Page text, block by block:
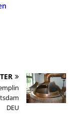
DEU